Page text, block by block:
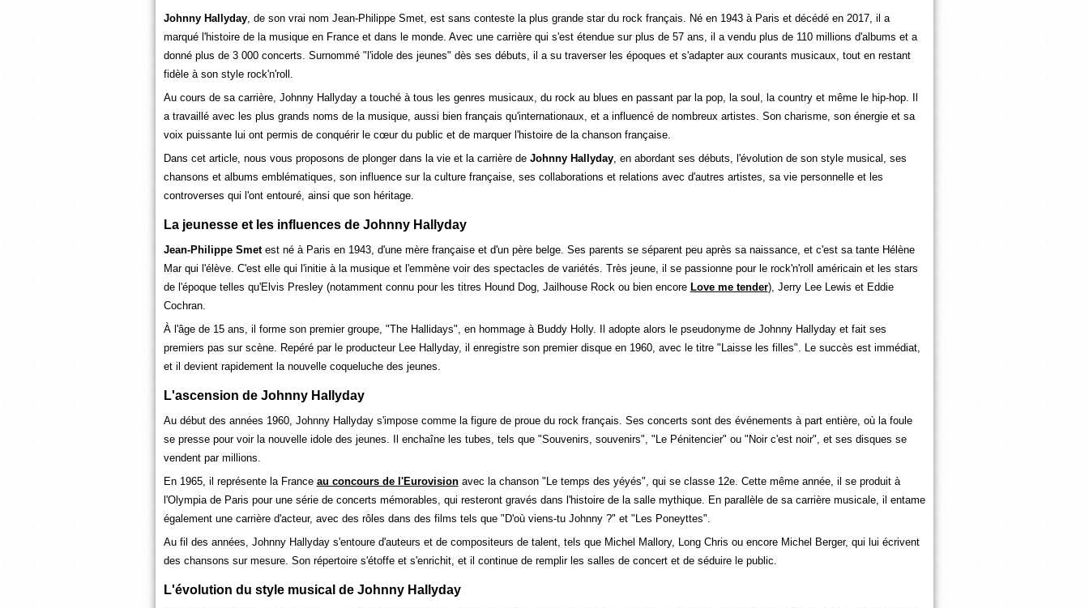
Johnny Hallyday, de son vrai nom Jean-Philippe Smet, est sans conteste la plus grande star du rock français. Né en 1943 à Paris et décédé en 2017, il a
marqué l'histoire de la musique en France et dans le monde. Avec une carrière qui s'est étendue sur plus de 57 ans, il a vendu plus de 110 millions d'albums et a
donné plus de 3 000 concerts. Surnommé "l'idole des jeunes" dès ses débuts, il a su traverser les époques et s'adapter aux courants musicaux, tout en restant
fidèle à son style rock'n'roll.
Au cours de sa carrière, Johnny Hallyday a touché à tous les genres musicaux, du rock au blues en passant par la pop, la soul, la country et même le hip-hop. Il
a travaillé avec les plus grands noms de la musique, aussi bien français qu'internationaux, et a influencé de nombreux artistes. Son charisme, son énergie et sa
voix puissante lui ont permis de conquérir le cœur du public et de marquer l'histoire de la chanson française.
Dans cet article, nous vous proposons de plonger dans la vie et la carrière de Johnny Hallyday, en abordant ses débuts, l'évolution de son style musical, ses
chansons et albums emblématiques, son influence sur la culture française, ses collaborations et relations avec d'autres artistes, sa vie personnelle et les
controverses qui l'ont entouré, ainsi que son héritage.
La jeunesse et les influences de Johnny Hallyday
Jean-Philippe Smetest né à Paris en 1943, d'une mère française et d'un père belge. Ses parents se séparent peu après sa naissance, et c'est sa tante Hélène
Mar qui l'élève. C'est elle qui l'initie à la musique et l'emmène voir des spectacles de variétés. Très jeune, il se passionne pour le rock'n'roll américain et les stars
de l'époque telles qu'Elvis Presley (notamment connu pour les titres Hound Dog, Jailhouse Rock ou bien encore Love me tender), Jerry Lee Lewis et Eddie
Cochran.
À l'âge de 15 ans, il forme son premier groupe, "The Hallidays", en hommage à Buddy Holly. Il adopte alors le pseudonyme de Johnny Hallyday et fait ses
premiers pas sur scène. Repéré par le producteur Lee Hallyday, il enregistre son premier disque en 1960, avec le titre "Laisse les filles". Le succès est immédiat,
et il devient rapidement la nouvelle coqueluche des jeunes.
L'ascension de Johnny Hallyday
Au début des années 1960, Johnny Hallyday s'impose comme la figure de proue du rock français. Ses concerts sont des événements à part entière, où la foule
se presse pour voir la nouvelle idole des jeunes. Il enchaîne les tubes, tels que "Souvenirs, souvenirs", "Le Pénitencier" ou "Noir c'est noir", et ses disques se
vendent par millions.
En 1965, il représente la France au concours de l'Eurovisionavec la chanson "Le temps des yéyés", qui se classe 12e. Cette même année, il se produit à
l'Olympia de Paris pour une série de concerts mémorables, qui resteront gravés dans l'histoire de la salle mythique. En parallèle de sa carrière musicale, il entame
également une carrière d'acteur, avec des rôles dans des films tels que "D'où viens-tu Johnny ?" et "Les Poneyttes".
Au fil des années, Johnny Hallyday s'entoure d'auteurs et de compositeurs de talent, tels que Michel Mallory, Long Chris ou encore Michel Berger, qui lui écrivent
des chansons sur mesure. Son répertoire s'étoffe et s'enrichit, et il continue de remplir les salles de concert et de séduire le public.
L'évolution du style musical de Johnny Hallyday